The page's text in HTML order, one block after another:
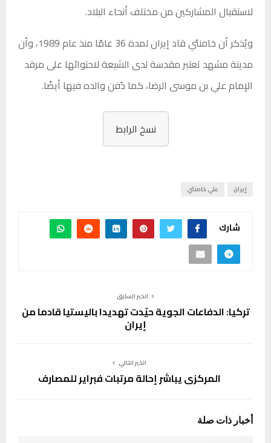
لاستقبال المشاركين من مختلف أنحاء البلاد.
ويُذكر أن خامنئي قاد إيران لمدة 36 عامًا منذ عام 1989، وأن
مدينة مشهد تعتبر مقدسة لدى الشيعة لاحتوائها على مرقد
الإمام علي بن موسى الرضا، كما دُفن والده فيها أيضًا.
نسخ الرابط
إيران علي خامنئي
شارك
الخبر السابق
تركيا: الدفاعات الجوية حيّدت تهديدا باليستيا قادما من
إيران
الخبر التالي
المركزي يباشر إحالة مرتبات فبراير للمصارف
أخبار ذات صلة